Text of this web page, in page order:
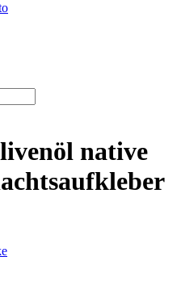
native